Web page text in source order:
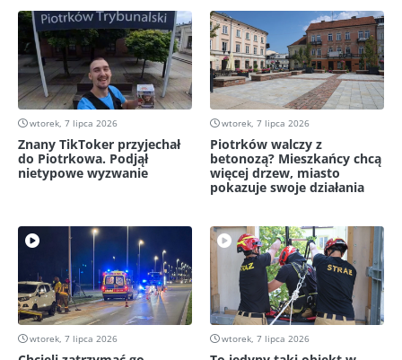
wtorek, 7 lipca 2026
Znany TikToker przyjechał
do Piotrkowa. Podjął
nietypowe wyzwanie
wtorek, 7 lipca 2026
Piotrków walczy z
betonozą? Mieszkańcy chcą
więcej drzew, miasto
pokazuje swoje działania
wtorek, 7 lipca 2026 wtorek, 7 lipca 2026